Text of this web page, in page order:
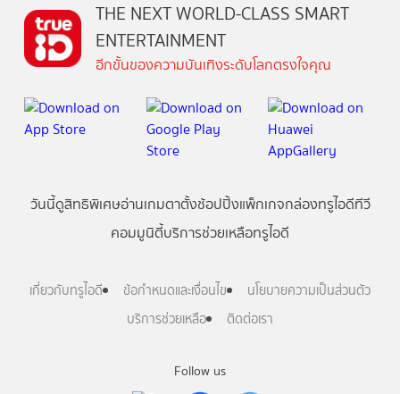
Follow us
THE NEXT WORLD-CLASS SMART
ENTERTAINMENT
อีกขั้นของความบันเทิงระดับโลกตรงใจคุณ
วันนี้ดูสิทธิพิเศษอ่านเกมตาตั้งช้อปปิ้งแพ็กเกจกล่องทรูไอดีทีวี
คอมมูนิตี้บริการช่วยเหลือทรูไอดี
เกี่ยวกับทรูไอดี ข้อกำหนดและเงื่อนไข
นโยบายความเป็นส่วนตัว
บริการช่วยเหลือ
ติดต่อเรา